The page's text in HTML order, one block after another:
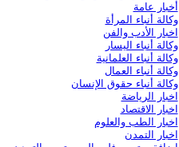
أخبار عامة
وكالة أنباء المرأة
اخبار الأدب والفن
وكالة أنباء اليسار
وكالة أنباء العلمانية
وكالة أنباء العمال
وكالة أنباء حقوق الإنسان
اخبار الرياضة
اخبار الاقتصاد
اخبار الطب والعلوم
اخبار التمدن